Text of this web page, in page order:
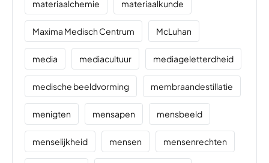
materiaalchemie materiaalkunde
Maxima Medisch Centrum McLuhan
media mediacultuur mediageletterdheid
medische beeldvorming membraandestillatie
menigten mensapen mensbeeld
menselijkheid mensen mensenrechten